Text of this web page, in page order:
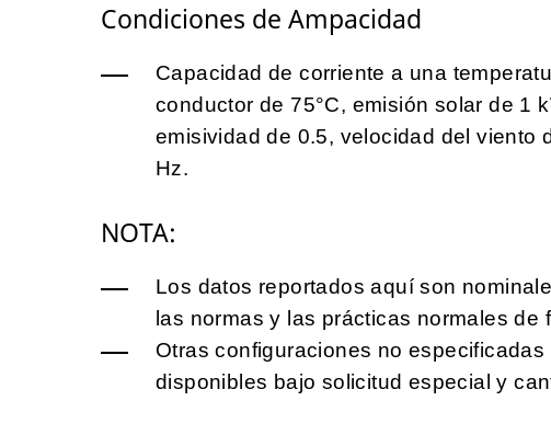
Condiciones de Ampacidad
Capacidad de corriente a una
conductor de 75°C, emisión solar de 1
emisividad de 0.5, velocidad del viento
Hz.
NOTA:
Los datos reportados aquí son
las normas y las prácticas normales de
Otras configuraciones no
disponibles bajo solicitud especial y